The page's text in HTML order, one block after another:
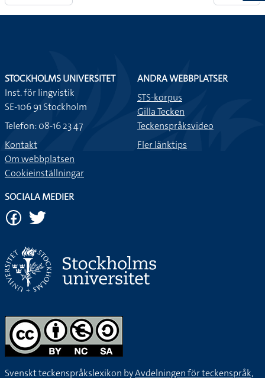
STOCKHOLMS UNIVERSITET
Inst. för lingvistik
SE-106 91 Stockholm
Telefon: 08-16 23 47
Kontakt
Om webbplatsen
Cookieinställningar
ANDRA WEBBPLATSER
STS-korpus
Gilla Tecken
Teckenspråksvideo
Fler länktips
SOCIALA MEDIER
Svenskt teckenspråkslexikon byAvdelningen för teckenspråk,